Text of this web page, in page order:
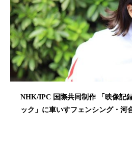
NHK/IPC 国際共同制作 「映像記
ック」に車いすフェンシング・河